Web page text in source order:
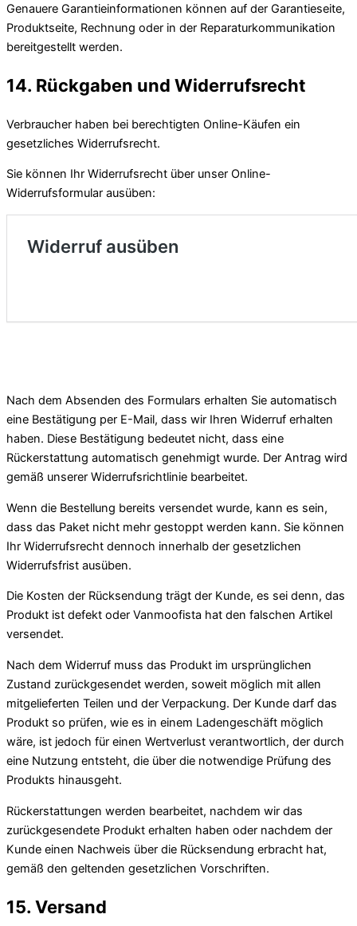
Genauere Garantieinformationen können auf der Garantieseite,
Produktseite, Rechnung oder in der Reparaturkommunikation
bereitgestellt werden.
14. Rückgaben und Widerrufsrecht
Verbraucher haben bei berechtigten Online-Käufen ein
gesetzliches Widerrufsrecht.
Sie können Ihr Widerrufsrecht über unser Online-
Widerrufsformular ausüben:
Nach dem Absenden des Formulars erhalten Sie automatisch
eine Bestätigung per E-Mail, dass wir Ihren Widerruf erhalten
haben. Diese Bestätigung bedeutet nicht, dass eine
Rückerstattung automatisch genehmigt wurde. Der Antrag wird
gemäß unserer Widerrufsrichtlinie bearbeitet.
Wenn die Bestellung bereits versendet wurde, kann es sein,
dass das Paket nicht mehr gestoppt werden kann. Sie können
Ihr Widerrufsrecht dennoch innerhalb der gesetzlichen
Widerrufsfrist ausüben.
Die Kosten der Rücksendung trägt der Kunde, es sei denn, das
Produkt ist defekt oder Vanmoofista hat den falschen Artikel
versendet.
Nach dem Widerruf muss das Produkt im ursprünglichen
Zustand zurückgesendet werden, soweit möglich mit allen
mitgelieferten Teilen und der Verpackung. Der Kunde darf das
Produkt so prüfen, wie es in einem Ladengeschäft möglich
wäre, ist jedoch für einen Wertverlust verantwortlich, der durch
eine Nutzung entsteht, die über die notwendige Prüfung des
Produkts hinausgeht.
Rückerstattungen werden bearbeitet, nachdem wir das
zurückgesendete Produkt erhalten haben oder nachdem der
Kunde einen Nachweis über die Rücksendung erbracht hat,
gemäß den geltenden gesetzlichen Vorschriften.
15. Versand